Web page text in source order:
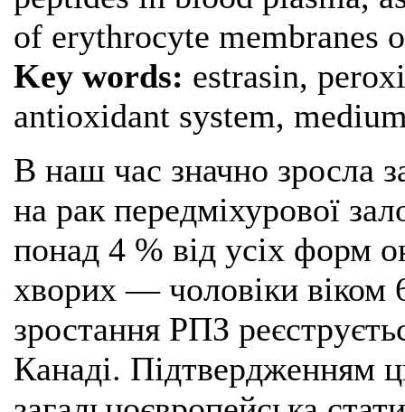
of erythrocyte membranes
Key words: estrasin,
antioxidant system,
В наш час значно зросла
на рак передміхурової
понад 4 % від усіх форм
хворих — чоловіки віком
зростання РПЗ
Канаді. Підтвердженням